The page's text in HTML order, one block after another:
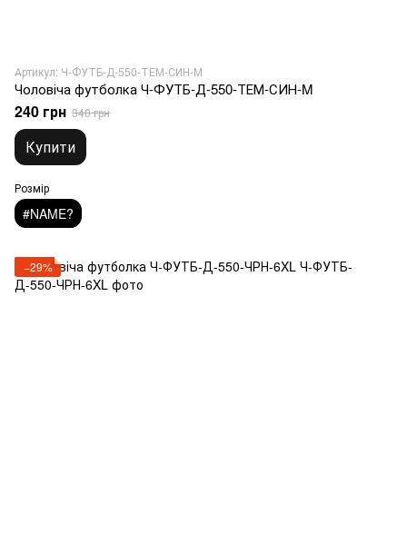
Артикул: Ч-ФУТБ-Д-550-ТЕМ-СИН-M
Чоловіча футболка Ч-ФУТБ-Д-550-ТЕМ-СИН-M
240 грн 340 грн
Купити
Розмір
#NAME?
−29%